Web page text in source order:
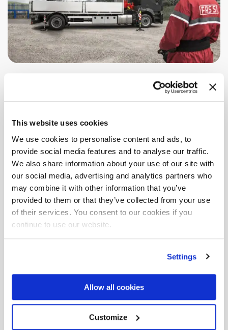
This website uses cookies
We use cookies to personalise content and ads, to
provide social media features and to analyse our traffic.
We also share information about your use of our site with
our social media, advertising and analytics partners who
may combine it with other information that you’ve
provided to them or that they’ve collected from your use
of their services. You consent to our cookies if you
continue to use our website.
Settings
Allow all cookies
Customize
Espace
téléchargement
Portéehydraulique maximale
F130A.0.24
Téléchargez la fiche complète où vous
trouverez toutes les versions et